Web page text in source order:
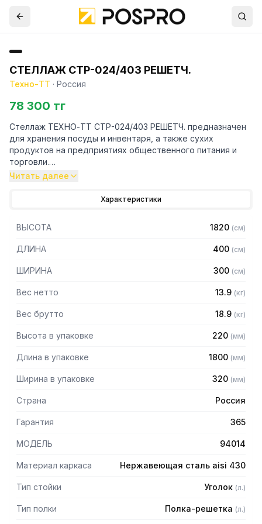
СТЕЛЛАЖ СТР-024/403 РЕШЕТЧ.
Техно-ТТ · Россия
78 300 тг
Стеллаж ТЕХНО-ТТ СТР-024/403 РЕШЕТЧ. предназначен
для хранения посуды и инвентаря, а также сухих
продуктов на предприятиях общественного питания и
торговли.
430 толщиной 2 мм
— Четыре решетчатые полки из нержавеющей стали
марки AISI 430 толщиной 0,8 мм
— Расстояние между полками регулируемое с шагом 50
— Регулируемые опоры
Читать далее
Характеристики
ВЫСОТА 1820 (см)
ДЛИНА 400 (см)
ШИРИНА 300 (см)
Вес нетто 13.9 (кг)
Вес брутто 18.9 (кг)
Высота в упаковке 220 (мм)
Длина в упаковке 1800 (мм)
Ширина в упаковке 320 (мм)
Страна Россия
Гарантия 365
МОДЕЛЬ 94014
Материал каркаса Нержавеющая сталь aisi 430
Тип стойки Уголок (л.)
Тип полки Полка-решетка (л.)